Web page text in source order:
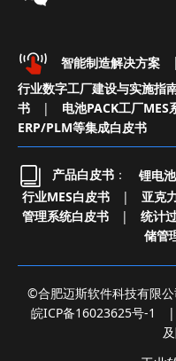
智能制造解决方案 |
行业数字工厂建设与实施指
书
| 电池PACK工厂
ERP/PLM等集成白皮书
产品白皮书 ： 锂电
行业MES白皮书
| 亚克
管理系统白皮书
| 统计
储管
©合肥迈斯软件科技有限
皖ICP备16023625号-1
|